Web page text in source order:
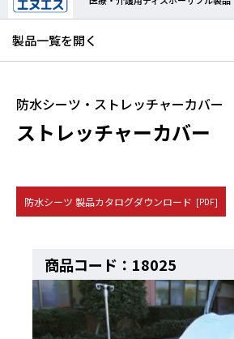
製品一覧を開く
防水シーツ・ストレッチャーカバー
ストレッチャーカバー
防水シーツ 製品カタログダウンロード [PDF]
商品コード：18025